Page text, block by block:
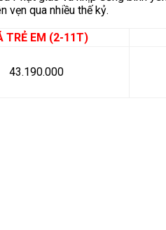
vẹn qua nhiều thế kỷ.
TRẺ EM (2-11T)
43.190.000